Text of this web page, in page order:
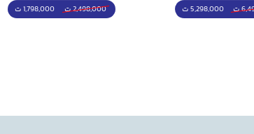
ت 5,298,000 ت 2,498,000 ت 1,798,000 ت